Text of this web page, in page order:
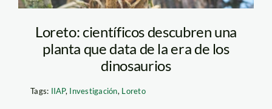
Loreto: científicos descubren una
planta que data de la era de los
dinosaurios
Tags: IIAP, Investigación, Loreto